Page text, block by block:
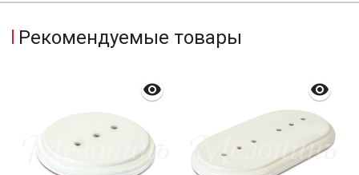
Рекомендуемые товары